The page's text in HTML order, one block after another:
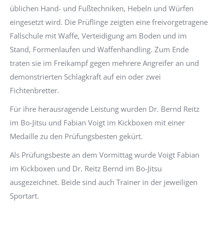
üblichen Hand- und Fußtechniken, Hebeln und Würfen
eingesetzt wird. Die Prüflinge zeigten eine freivorgetragene
Fallschule mit Waffe, Verteidigung am Boden und im
Stand, Formenlaufen und Waffenhandling. Zum Ende
traten sie im Freikampf gegen mehrere Angreifer an und
demonstrierten Schlagkraft auf ein oder zwei
Fichtenbretter.
Für ihre herausragende Leistung wurden Dr. Bernd Reitz
im Bo-Jitsu und Fabian Voigt im Kickboxen mit einer
Medaille zu den Prüfungsbesten gekürt.
Als Prüfungsbeste an dem Vormittag wurde Voigt Fabian
im Kickboxen und Dr. Reitz Bernd im Bo-Jitsu
ausgezeichnet. Beide sind auch Trainer in der jeweiligen
Sportart.